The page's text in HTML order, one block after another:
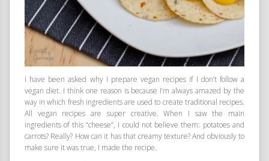
I have been asked why I prepare vegan recipes if I don’t follow a
vegan diet. I think one reason is because I’m always amazed by the
way in which fresh ingredients are used to create traditional recipes.
All vegan recipes are super creative. When I saw the main
ingredients of this “cheese”, I could not believe them: potatoes and
carrots? Really? How can it has that creamy texture? And obviously to
make sure it was true, I made the recipe.